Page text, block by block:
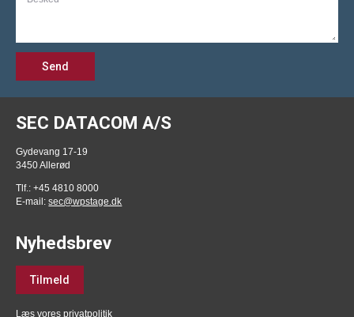
Send
SEC DATACOM A/S
Gydevang 17-19
3450 Allerød
Tlf.: +45 4810 8000
E-mail:sec@wpstage.dk
Nyhedsbrev
Tilmeld
Læs vores privatpolitik